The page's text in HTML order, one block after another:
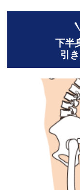
下半
引